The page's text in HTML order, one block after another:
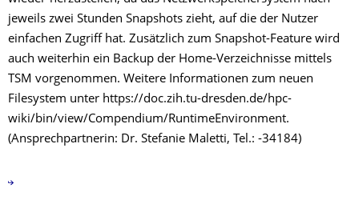
jeweils zwei Stunden Snapshots zieht, auf die der Nutzer
einfachen Zugriff hat. Zusätzlich zum Snapshot-Feature wird
auch weiterhin ein Backup der Home-Verzeichnisse mittels
TSM vorgenommen. Weitere Informationen zum neuen
Filesystem unter https://doc.zih.tu-dresden.de/hpc-
wiki/bin/view/Compendium/RuntimeEnvironment.
(Ansprechpartnerin: Dr. Stefanie Maletti, Tel.: -34184)